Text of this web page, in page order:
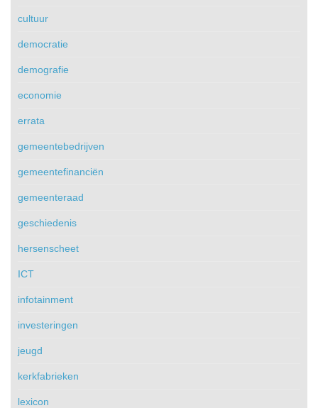
cultuur
democratie
demografie
economie
errata
gemeentebedrijven
gemeentefinanciën
gemeenteraad
geschiedenis
hersenscheet
ICT
infotainment
investeringen
jeugd
kerkfabrieken
lexicon